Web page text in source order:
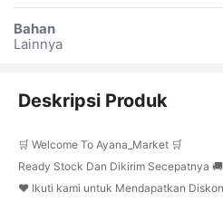
Bahan
Lainnya
Deskripsi Produk
🛒 Welcome To Ayana_Market 🛒
Ready Stock Dan Dikirim Secepatnya 🚚
❤️ Ikuti kami untuk Mendapatkan